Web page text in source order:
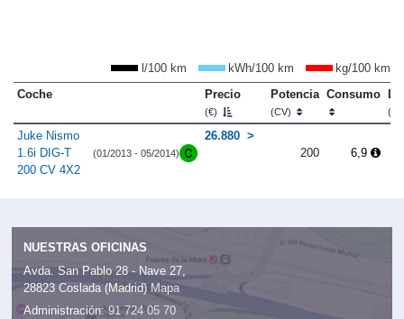
l/100 km kWh/100 km
kg/100 km
Coche
Precio
(€)
Potencia
(CV)
Consumo
Juke Nismo
1.6i DIG-T
200 CV 4X2
(01/2013 - 05/2014)
26.880
200
6,9
NUESTRAS OFICINAS
Avda. San Pablo 28 - Nave 27,
28823 Coslada (Madrid) Mapa
Administración: 91 724 05 70